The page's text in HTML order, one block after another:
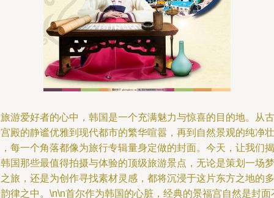
游爱好者的心中，韩国是一个充满魅力与惊喜的目的地。从古
殿的静谧优雅到现代都市的繁华喧嚣，再到自然景观的纯净壮
每一个角落都像为旅行专辑量身定做的封面。今天，让我们揭
国那些最值得拍摄与体验的顶级旅游景点，无论是策划一场梦
旅，还是为创作寻找素材灵感，都将沉浸于这片东方之地的多
律之中。\n\n首尔作为韩国的心脏，经典的景福宫自然是封面